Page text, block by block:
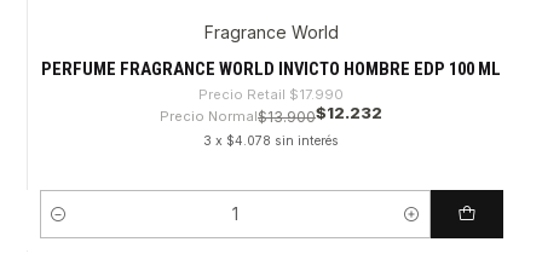
Fragrance World
PERFUME FRAGRANCE WORLD INVICTO HOMBRE EDP 100 ML
Precio Retail $17.990
Precio Normal$13.900$12.232
3 x $4.078 sin interés
Cantidad